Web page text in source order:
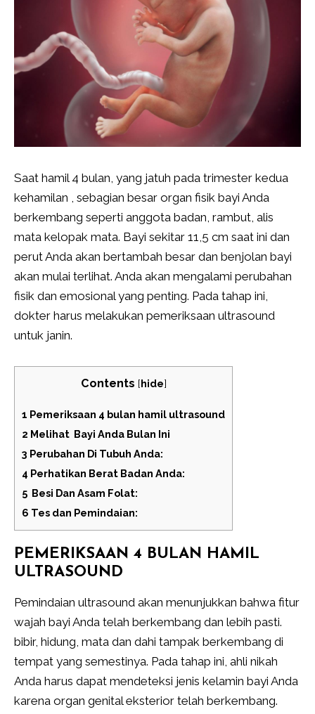
Saat hamil 4 bulan, yang jatuh pada trimester kedua
kehamilan , sebagian besar organ fisik bayi Anda
berkembang seperti anggota badan, rambut, alis
mata kelopak mata. Bayi sekitar 11,5 cm saat ini dan
perut Anda akan bertambah besar dan benjolan bayi
akan mulai terlihat. Anda akan mengalami perubahan
fisik dan emosional yang penting. Pada tahap ini,
dokter harus melakukan pemeriksaan ultrasound
untuk janin.
Contents [hide]
1 Pemeriksaan 4 bulan hamil ultrasound
2 Melihat Bayi Anda Bulan Ini
3 Perubahan Di Tubuh Anda:
4 Perhatikan Berat Badan Anda:
5 Besi Dan Asam Folat:
6 Tes dan Pemindaian:
PEMERIKSAAN 4 BULAN HAMIL
ULTRASOUND
Pemindaian ultrasound akan menunjukkan bahwa fitur
wajah bayi Anda telah berkembang dan lebih pasti.
bibir, hidung, mata dan dahi tampak berkembang di
tempat yang semestinya. Pada tahap ini, ahli nikah
Anda harus dapat mendeteksi jenis kelamin bayi Anda
karena organ genital eksterior telah berkembang.